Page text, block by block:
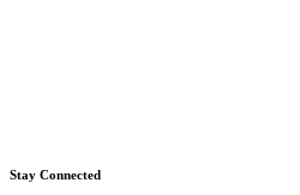
Stay Connected